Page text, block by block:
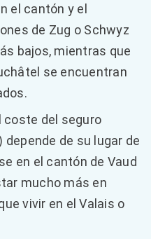
el cantón y el
de Zug o Schwyz
bajos, mientras que
se encuentran
coste del seguro
depende de su lugar de
en el cantón de Vaud
mucho más en
vivir en el Valais o